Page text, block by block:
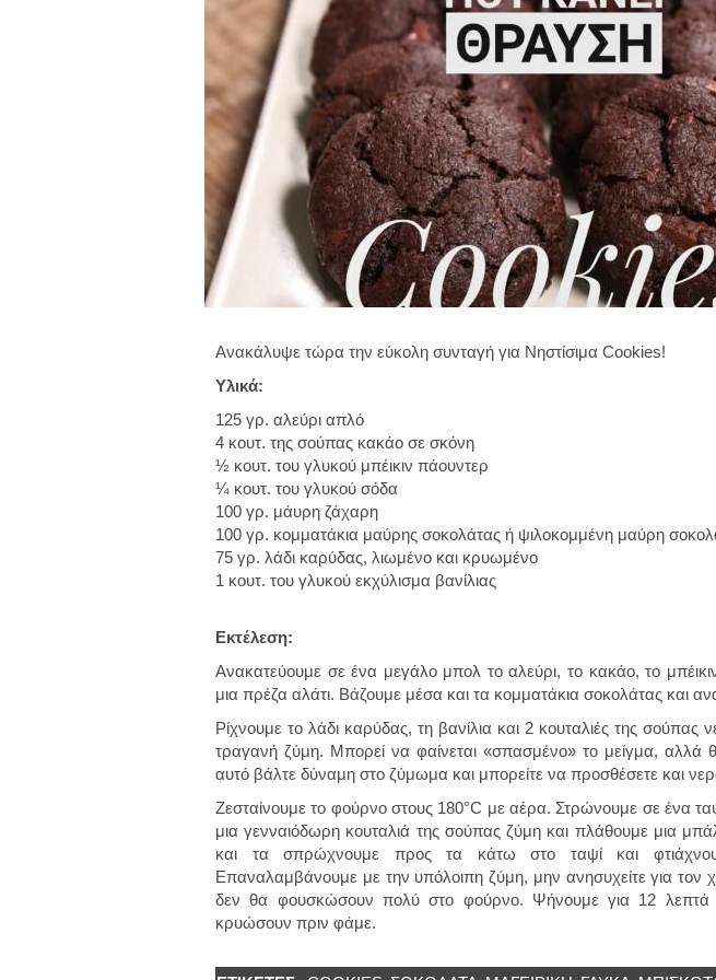
Ανακάλυψε τώρα την εύκολη συνταγή για Νηστίσιμα Cookies!
Υλικά:
125 γρ. αλεύρι απλό
4 κουτ. της σούπας κακάο σε σκόνη
½ κουτ. του γλυκού μπέικιν πάουντερ
¼ κουτ. του γλυκού σόδα
100 γρ. μάυρη ζάχαρη
100 γρ. κομματάκια μαύρης σοκολάτας ή ψιλοκομμένη μαύρη
75 γρ. λάδι καρύδας, λιωμένο και κρυωμένο
1 κουτ. του γλυκού εκχύλισμα βανίλιας
Εκτέλεση:
Ανακατεύουμε σε ένα μεγάλο μπολ το αλεύρι, το κακάο, το
μια πρέζα αλάτι. Βάζουμε μέσα και τα κομματάκια σοκολάτας και
Ρίχνουμε το λάδι καρύδας, τη βανίλια και 2 κουταλιές της σούπας
τραγανή ζύμη. Μπορεί να φαίνεται «σπασμένο» το μείγμα, αλλά
αυτό βάλτε δύναμη στο ζύμωμα και μπορείτε να προσθέσετε και
Ζεσταίνουμε το φούρνο στους 180°C με αέρα. Στρώνουμε σε ένα
μια γενναιόδωρη κουταλιά της σούπας ζύμη και πλάθουμε μια
και τα σπρώχνουμε προς τα κάτω στο ταψί και
Επαναλαμβάνουμε με την υπόλοιπη ζύμη, μην ανησυχείτε για τον
δεν θα φουσκώσουν πολύ στο φούρνο. Ψήνουμε για 12 λεπτά
κρυώσουν πριν φάμε.